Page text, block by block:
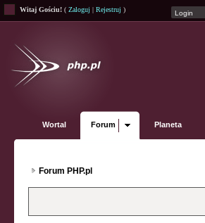
Witaj Gościu! ( Zaloguj | Rejestruj )
Wortal Forum Planeta
Forum PHP.pl